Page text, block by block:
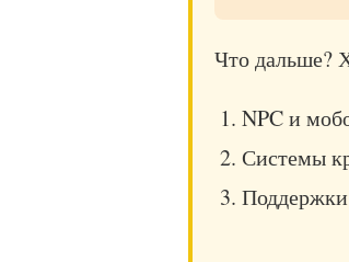
Что дальше?
NPC и
Системы
Поддержки